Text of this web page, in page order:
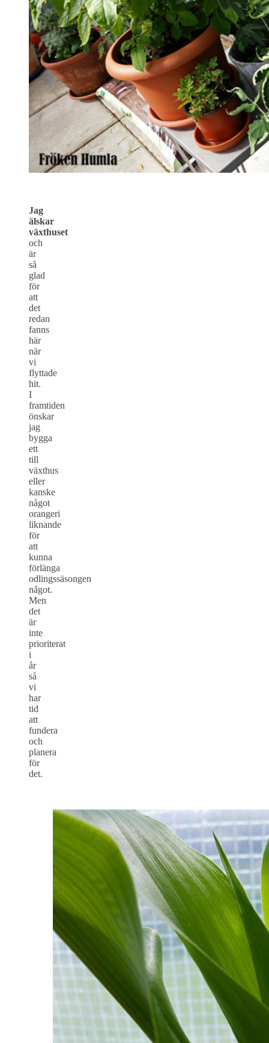
Jag
älskar
växthuset
och
är
så
glad
för
att
det
redan
fanns
här
när
vi
flyttade
hit.
I
framtiden
önskar
jag
bygga
ett
till
växthus
eller
kanske
något
orangeri
liknande
för
att
kunna
förlänga
odlingssäsongen
något.
Men
det
är
inte
prioriterat
i
år
så
vi
har
tid
att
fundera
och
planera
för
det.